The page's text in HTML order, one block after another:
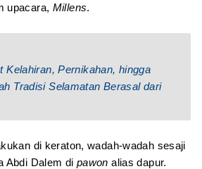
upacara, Millens.
Kelahiran, Pernikahan, hingga
Tradisi Selamatan Berasal dari
di keraton, wadah-wadah sesaji
Abdi Dalem di pawon alias dapur.